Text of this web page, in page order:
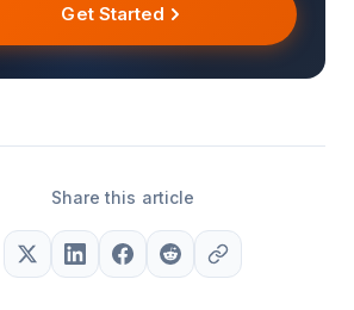
Get Started
Share this article